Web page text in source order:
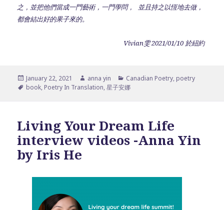
之，並把他們當成一門藝術，一門學問， 並且持之以恆地去做，
都會結出好的果子來的。
Vivian雯 2021/01/10 於紐約
Posted
on
January 22, 2021 Author
anna yin Categories
Canadian Poetry, poetry
Tags
book, Poetry In Translation,星子安娜
Living Your Dream Life
interview videos -Anna Yin
by Iris He